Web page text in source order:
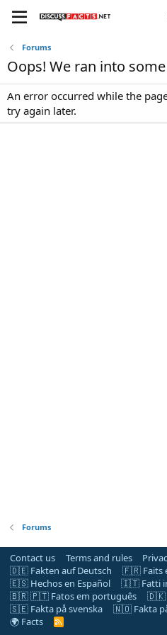
Forums
Oops! We ran into
An error occurred while the
try again later.
Forums
Contact us Terms and rules
🇩🇪 Fakten auf Deutsch
🇫🇷 Faits
🇪🇸 Hechos en Español
🇮🇹 Fatti
🇧🇷 🇵🇹 Fatos em português
🇩🇰
🇸🇪 Fakta på svenska
🇳🇴 Fakta
🌍 Facts
R